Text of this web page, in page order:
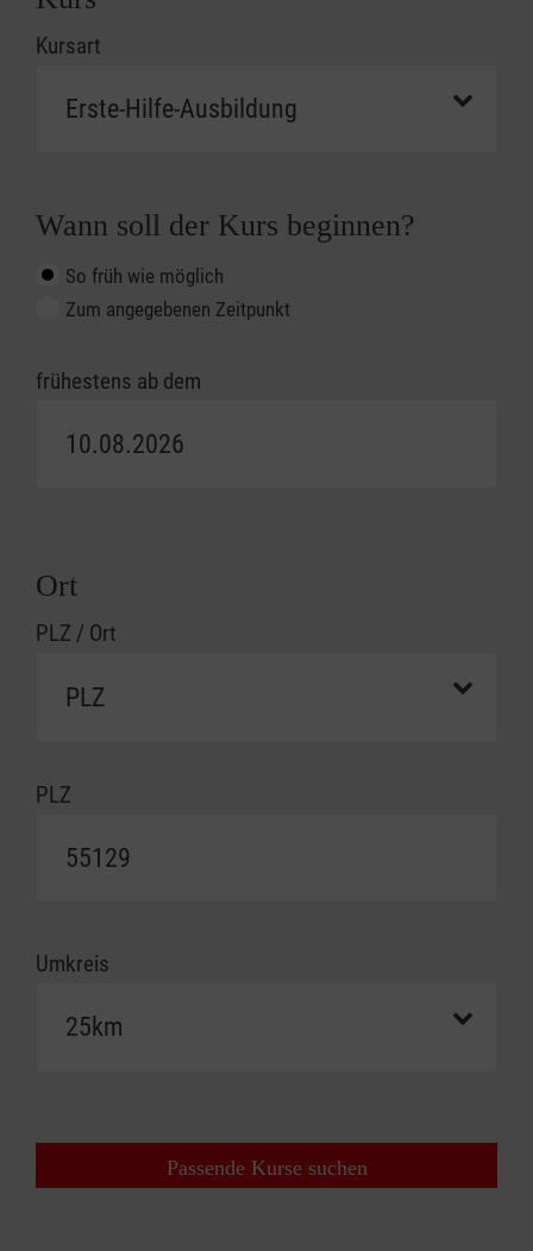
Kursart
Wann soll der Kurs beginnen?
So früh wie möglich
Zum angegebenen Zeitpunkt
frühestens ab dem
Ort
PLZ / Ort
PLZ
Umkreis
Passende Kurse suchen